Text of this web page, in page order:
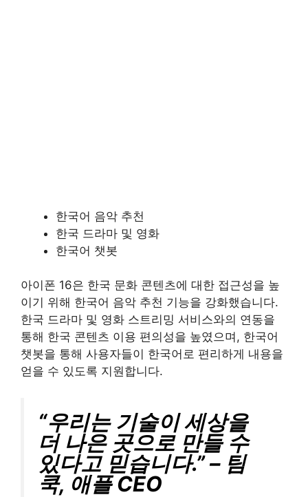
한국어 음악 추천
한국 드라마 및 영화
한국어 챗봇
아이폰 16은 한국 문화 콘텐츠에 대한 접근성을 높
이기 위해 한국어 음악 추천 기능을 강화했습니다.
한국 드라마 및 영화 스트리밍 서비스와의 연동을
통해 한국 콘텐츠 이용 편의성을 높였으며, 한국어
챗봇을 통해 사용자들이 한국어로 편리하게 내용을
얻을 수 있도록 지원합니다.
“우리는 기술이 세상을
더 나은 곳으로 만들 수
있다고 믿습니다.” – 팀
쿡, 애플 CEO